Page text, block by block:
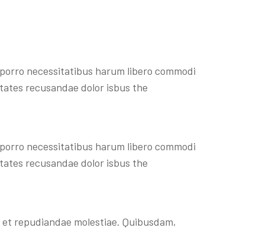
necessitatibus harum libero commodi
recusandae dolor isbus the
necessitatibus harum libero commodi
recusandae dolor isbus the
repudiandae molestiae. Quibusdam,